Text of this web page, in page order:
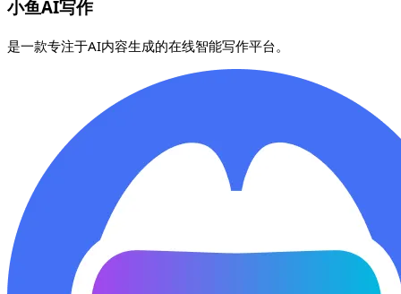
小鱼AI写作
是一款专注于AI内容生成的在线智能写作平台。